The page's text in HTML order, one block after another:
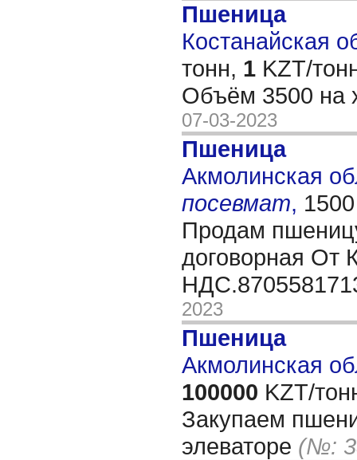
Пшеница
Костанайская
тонн, 1 KZT/
Объём 3500 на
07-03-2023
Пшеница
Акмолинская
посевмат,
Продам
договорная От
2023
Пшеница
Акмолинская
100000 KZT/
Закупаем
элеваторе (№: